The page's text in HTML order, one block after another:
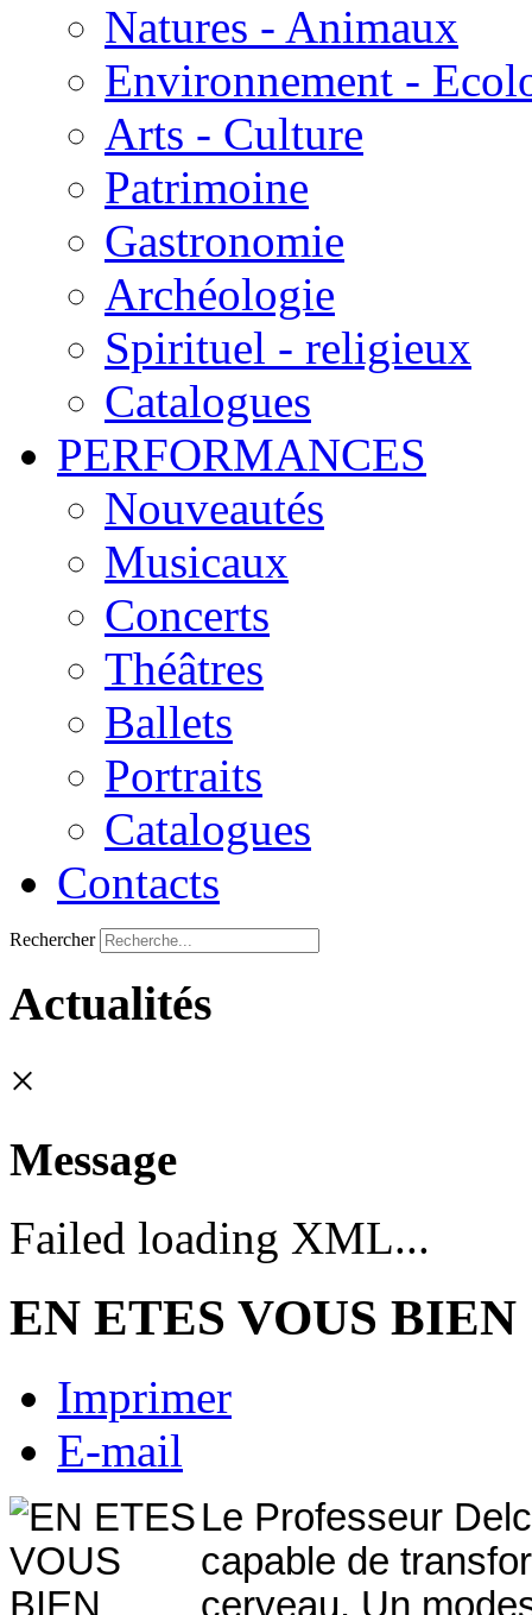
Natures - Animaux
Environnement -
Arts - Culture
Patrimoine
Gastronomie
Archéologie
Spirituel - religieux
Catalogues
PERFORMANCES
Nouveautés
Musicaux
Concerts
Théâtres
Ballets
Portraits
Catalogues
Contacts
Rechercher
Actualités
×
Message
Failed loading XML...
EN ETES VOUS BIEN
Imprimer
E-mail
Le Professeur
capable de
cerveau. Un